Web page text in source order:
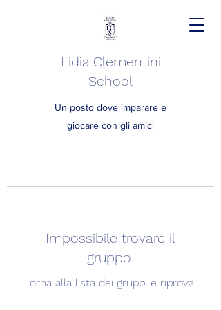
Lidia Clementini
School
Un posto dove imparare e
giocare con gli amici
Impossibile trovare il
gruppo.
Torna alla lista dei gruppi e riprova.